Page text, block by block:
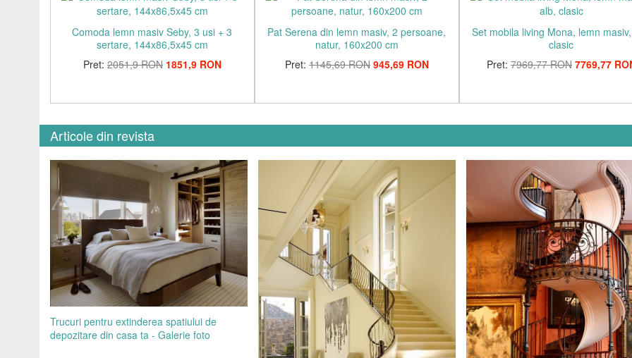
Comoda lemn masiv Seby, 3 usi + 3
sertare, 144x86,5x45 cm
Pret: 2051,9 RON 1851,9 RON
Pat Serena din lemn masiv, 2 persoane,
natur, 160x200 cm
Pret: 1145,69 RON 945,69 RON
Set mobila living Mona, lemn
clasic
Pret: 7969,77 RON 7769,77
Articole din revista
Trucuri pentru extinderea spatiului de
depozitare din casa ta - Galerie foto